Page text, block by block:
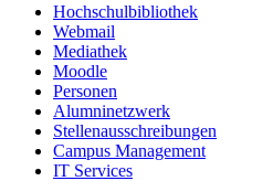
Hochschulbibliothek
Webmail
Mediathek
Moodle
Personen
Alumninetzwerk
Stellenausschreibungen
Campus Management
IT Services